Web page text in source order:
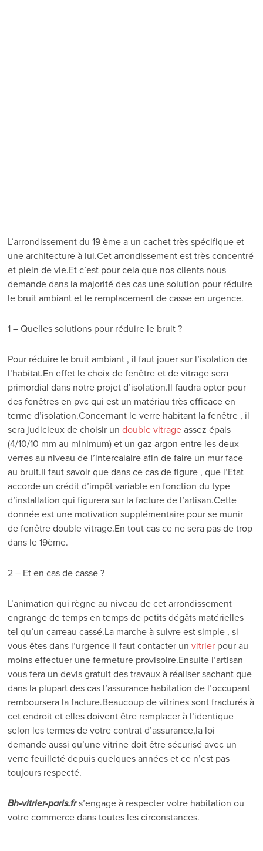
L’arrondissement du 19 ème a un cachet très spécifique et
une architecture à lui.Cet arrondissement est très concentré
et plein de vie.Et c’est pour cela que nos clients nous
demande dans la majorité des cas une solution pour réduire
le bruit ambiant et le remplacement de casse en urgence.
1 – Quelles solutions pour réduire le bruit ?
Pour réduire le bruit ambiant , il faut jouer sur l’isolation de
l’habitat.En effet le choix de fenêtre et de vitrage sera
primordial dans notre projet d’isolation.Il faudra opter pour
des fenêtres en pvc qui est un matériau très efficace en
terme d’isolation.Concernant le verre habitant la fenêtre , il
sera judicieux de choisir undouble vitrage assez épais
(4/10/10 mm au minimum) et un gaz argon entre les deux
verres au niveau de l’intercalaire afin de faire un mur face
au bruit.Il faut savoir que dans ce cas de figure , que l’Etat
accorde un crédit d’impôt variable en fonction du type
d’installation qui figurera sur la facture de l’artisan.Cette
donnée est une motivation supplémentaire pour se munir
de fenêtre double vitrage.En tout cas ce ne sera pas de trop
dans le 19ème.
2 – Et en cas de casse ?
L’animation qui règne au niveau de cet arrondissement
engrange de temps en temps de petits dégâts matérielles
tel qu’un carreau cassé.La marche à suivre est simple , si
vous êtes dans l’urgence il faut contacter unvitrier pour au
moins effectuer une fermeture provisoire.Ensuite l’artisan
vous fera un devis gratuit des travaux à réaliser sachant que
dans la plupart des cas l’assurance habitation de l’occupant
remboursera la facture.Beaucoup de vitrines sont fracturés à
cet endroit et elles doivent être remplacer à l’identique
selon les termes de votre contrat d’assurance,la loi
demande aussi qu’une vitrine doit être sécurisé avec un
verre feuilleté depuis quelques années et ce n’est pas
toujours respecté.
Bh-vitrier-paris.frs’engage à respecter votre habitation ou
votre commerce dans toutes les circonstances.